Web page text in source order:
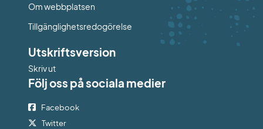
Om webbplatsen
Tillgänglighetsredogörelse
Utskriftsversion
Skriv ut
Följ oss på sociala medier
Facebook
Twitter